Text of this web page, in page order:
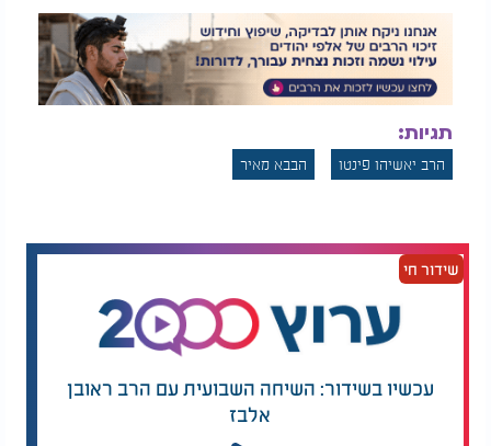
תגיות:
הרב יאשיהו פינטו הבבא מאיר
שידור חי
עכשיו בשידור: השיחה השבועית עם הרב ראובן
אלבז